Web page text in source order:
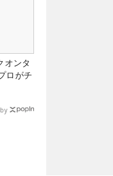
オンタ
ロがチ